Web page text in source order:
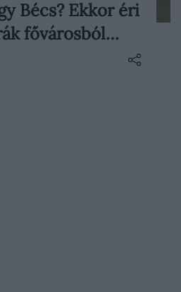
emlegetik, hogy a
helyett
repülőre szállni,
Bécs? Ekkor éri
fővárosból…